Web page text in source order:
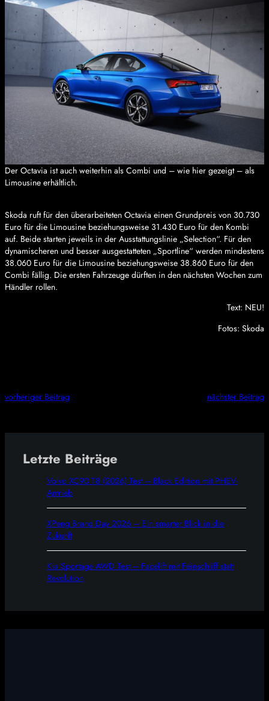
Der Octavia ist auch weiterhin als Combi und – wie hier gezeigt – als
Limousine erhältlich.
Skoda ruft für den überarbeiteten Octavia einen Grundpreis von 30.730
Euro für die Limousine beziehungsweise 31.430 Euro für den Kombi
auf. Beide starten jeweils in der Ausstattungslinie „Selection“. Für den
dynamischeren und besser ausgestatteten „Sportline“ werden mindestens
38.060 Euro für die Limousine beziehungsweise 38.860 Euro für den
Combi fällig. Die ersten Fahrzeuge dürften in den nächsten Wochen zum
Händler rollen.
Text: NEU!
Fotos: Skoda
vorheriger Beitrag nächster Beitrag
Letzte Beiträge
Volvo XC90 T8 (2026) Test – Black Edition mit PHEV-
Antrieb
XPeng Brand Day 2026 – Ein smarter Blick in die
Zukunft
Kia Sportage AWD Test – Facelift mit Feinschliff statt
Revolution